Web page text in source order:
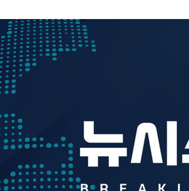
스포캔 시의 통제불능 3개 산불, 방화선 일부 구축
즈 해협 이란-오만 협상 기대속 뉴욕증시 혼조 마감
통령 "지금 최고지도자와 소통하기가 매우 어려워"
만, 호르무즈 해협 통행 항로 합의" 이란 외무부 대
39도 '펄펄'…기상청 "태풍 지나며 폭염 잠시 꺾인
국계 진보 주지사 후보 맹공…"공산주의가 최대 위
합의 지연"…트럼프, '이란 호르무즈 통제권' 수용
장관 "李정부, 원전 반대 안해…안정 전력 위해 불
, '홍명보 선임 논란' 대한축구협회·축구회관 등 압
장관 "美무역법 제301조 과잉생산 결과 발표 8월